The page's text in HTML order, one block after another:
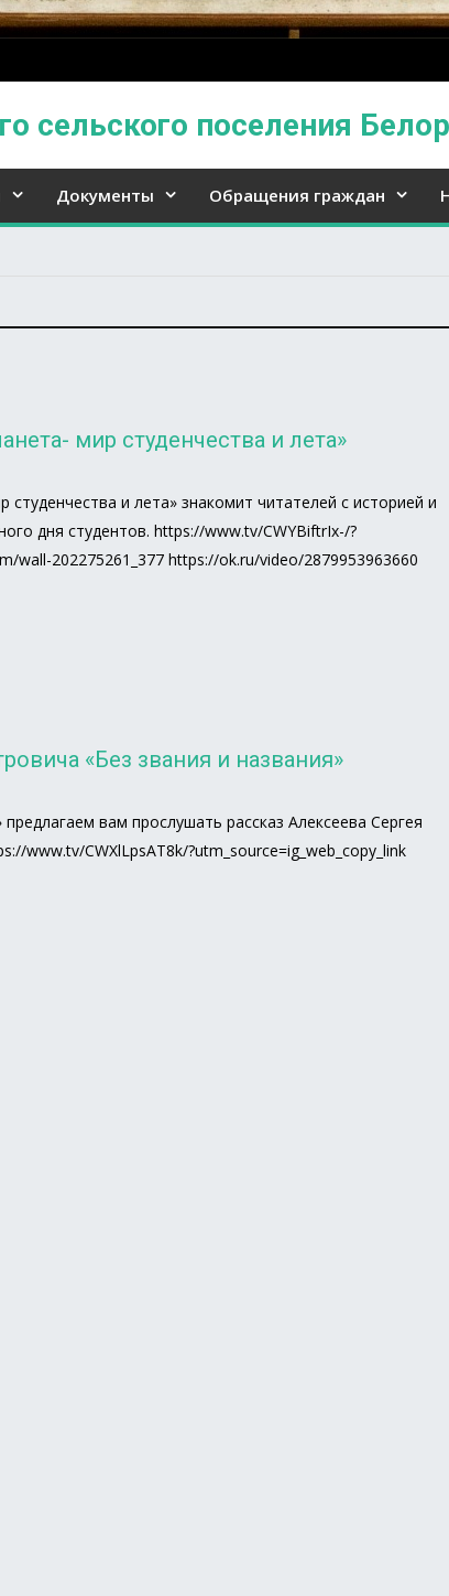
сельского поселения
Документы Обращения граждан
мир студенчества и лета»
и лета» знакомит читателей с историей и
дня студентов. https://www.tv/CWYBiftrIx-/?
wall-202275261_377 https://ok.ru/video/2879953963660
«Без звания и названия»
вам прослушать рассказ Алексеева Сергея
www.tv/CWXlLpsAT8k/?utm_source=ig_web_copy_link